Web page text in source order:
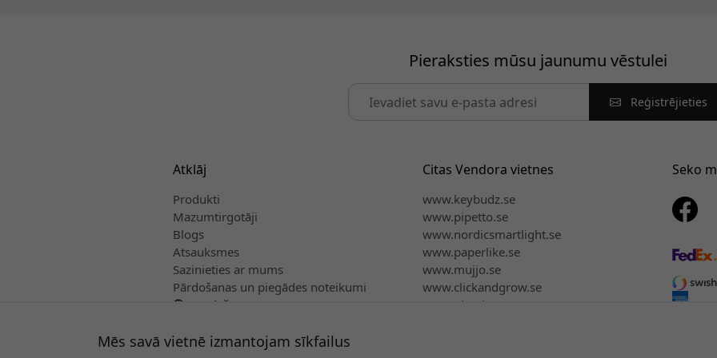
Pieraksties mūsu jaunumu vēstulei
Reģistrējieties
Atklāj
Produkti
Mazumtirgotāji
Blogs
Atsauksmes
Sazinieties ar mums
Pārdošanas un piegādes noteikumi
Latviešu
Citas Vendora vietnes
www.keybudz.se
www.pipetto.se
www.nordicsmartlight.se
www.paperlike.se
www.mujjo.se
www.clickandgrow.se
www.plaud.se
Seko
Mēs savā vietnē izmantojam sīkfailus